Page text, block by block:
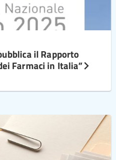
il Rapporto
Farmaci in Italia”